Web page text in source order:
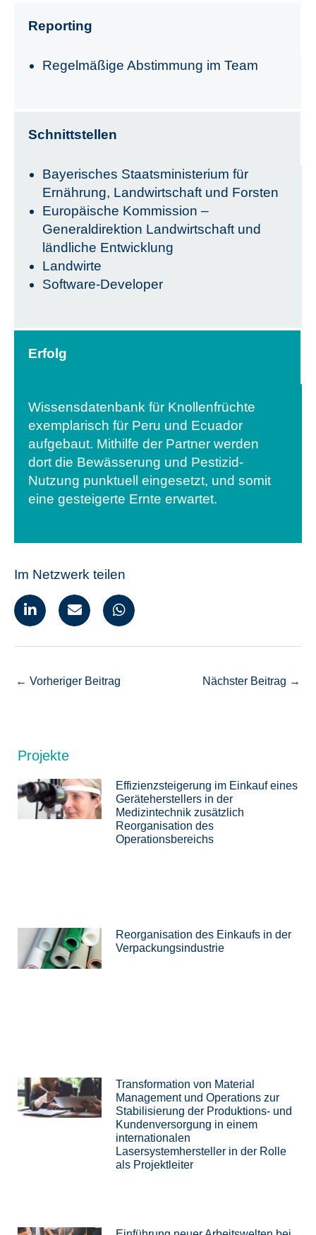
Reporting
Regelmäßige Abstimmung im Team
Schnittstellen
Bayerisches Staatsministerium für
Ernährung, Landwirtschaft und Forsten
Europäische Kommission –
Generaldirektion Landwirtschaft und
ländliche Entwicklung
Landwirte
Software-Developer
Erfolg
Wissensdatenbank für Knollenfrüchte
exemplarisch für Peru und Ecuador
aufgebaut. Mithilfe der Partner werden
dort die Bewässerung und Pestizid-
Nutzung punktuell eingesetzt, und somit
eine gesteigerte Ernte erwartet.
Im Netzwerk teilen
← Vorheriger Beitrag Nächster Beitrag →
Projekte
Effizienzsteigerung im Einkauf eines
Geräteherstellers in der
Medizintechnik zusätzlich
Reorganisation des
Operationsbereichs
Reorganisation des Einkaufs in der
Verpackungsindustrie
Transformation von Material
Management und Operations zur
Stabilisierung der Produktions- und
Kundenversorgung in einem
internationalen
Lasersystemhersteller in der Rolle
als Projektleiter